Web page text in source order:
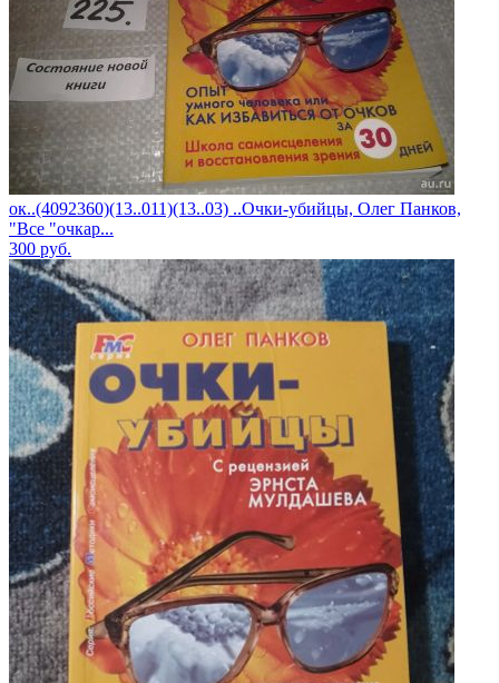
ок..(4092360)(13..011)(13..03) ..Очки-убийцы, Олег Панков,
"Все "очкар...
300 руб.